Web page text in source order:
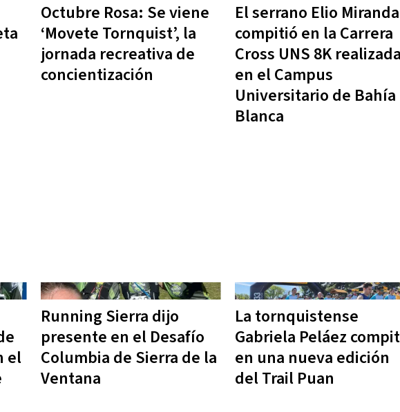
Octubre Rosa: Se viene
‘Movete Tornquist’, la
jornada recreativa de
concientización
El serrano Elio Miranda
compitió en la Carrera
Cross UNS 8K realizada
en el Campus
Universitario de Bahía
Blanca
el
Running Sierra dijo
presente en el Desafío
Columbia de Sierra de la
Ventana
La tornquistense
Gabriela Peláez
en una nueva edición
del Trail Puan